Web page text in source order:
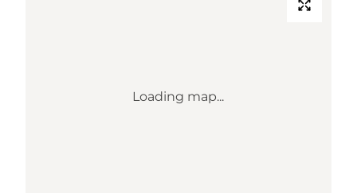
Loading map...